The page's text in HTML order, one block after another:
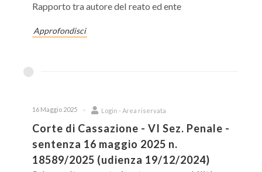
Rapporto tra autore del reato ed ente
Approfondisci
16 Maggio 2025 Login - Area riservata
Corte di Cassazione - VI Sez. Penale -
sentenza 16 maggio 2025 n.
18589/2025 (udienza 19/12/2024)